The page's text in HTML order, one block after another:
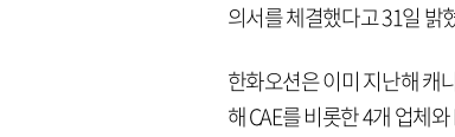
의서를 체결했다고 31일 밝
한화오션은 이미 지난해 캐
해 CAE를 비롯한 4개 업체